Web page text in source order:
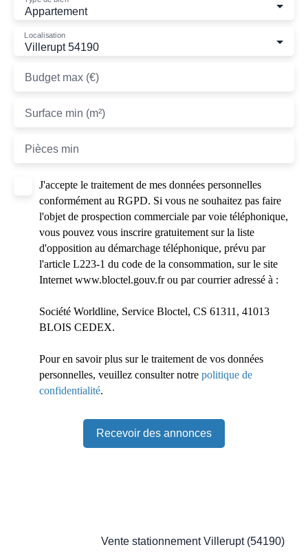
Appartement
Villerupt 54190
Localisation
Budget max (€)
Surface min (m²)
Pièces min
J'accepte le traitement de mes données personnelles
conformément au RGPD. Si vous ne souhaitez pas faire
l'objet de prospection commerciale par voie téléphonique,
vous pouvez vous inscrire gratuitement sur la liste
d'opposition au démarchage téléphonique, prévu par
l'article L223-1 du code de la consommation, sur le site
Internet www.bloctel.gouv.fr ou par courrier adressé à :
Société Worldline, Service Bloctel, CS 61311, 41013
BLOIS CEDEX.
Pour en savoir plus sur le traitement de vos données
personnelles, veuillez consulter notre politique de
confidentialité.
Recevoir des annonces
Vente stationnement Villerupt (54190)